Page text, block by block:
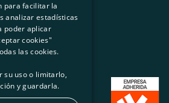
Política de cookies
SPANISH
GL
BASQUE
para facilitar la
analizar estadísticas
poder aplicar
cookies"
las cookies.
su uso o limitarlo,
y guardarla.